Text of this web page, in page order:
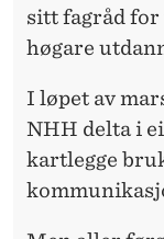
sitt fagråd for
høgare
I løpet av
NHH delta i
kartlegge